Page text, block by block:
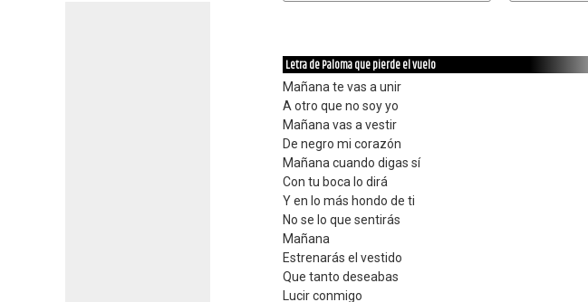
Letra de Paloma que pierde el vuelo
Mañana te vas a unir
A otro que no soy yo
Mañana vas a vestir
De negro mi corazón
Mañana cuando digas sí
Con tu boca lo dirá
Y en lo más hondo de ti
No se lo que sentirás
Mañana
Estrenarás el vestido
Que tanto deseabas
Lucir conmigo